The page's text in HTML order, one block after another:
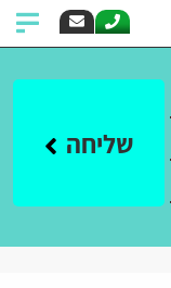
שליחה